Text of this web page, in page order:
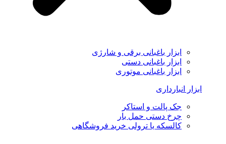
ابزار باغبانی برقی و شارژی
ابزار باغبانی دستی
ابزار باغبانی موتوری
ابزار انبارداری
جک پالت و استاکر
چرخ دستی حمل بار
کالسکه یا ترولی خرید فروشگاهی